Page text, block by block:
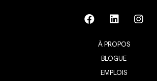
À PROPOS
BLOGUE
EMPLOIS